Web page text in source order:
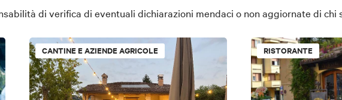
di verifica di eventuali dichiarazioni mendaci o non aggiornate di chi
CANTINE E AZIENDE AGRICOLE RISTORANTE